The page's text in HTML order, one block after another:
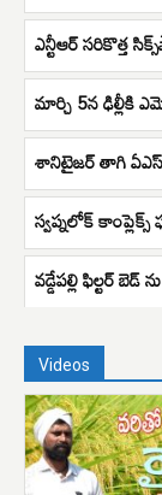
ఎన్టీఆర్‌ సరికొత్త
మార్చి 5న ఢిల్లీకి
శానిటైజర్ తాగి
స్వప్నలోక్
వడ్డేపల్లి ఫిల్టర్
Videos